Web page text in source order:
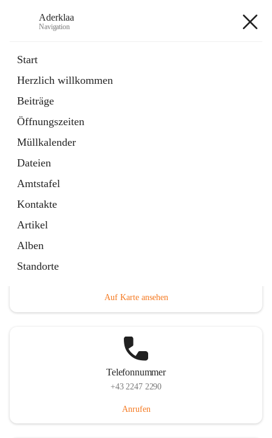
Aderklaa
Navigation
Start
Herzlich willkommen
Beiträge
Öffnungszeiten
Müllkalender
Dateien
Amtstafel
Kontakte
Artikel
Alben
Standorte
6 Schnellzugriffe
Gemeinde
3 Schnellzugriffe
Auf Karte ansehen
Telefonnummer
+43 2247 2290
Anrufen